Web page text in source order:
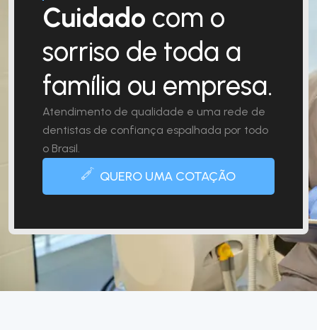
Cuidado com o
sorriso de toda a
família ou empresa.
Atendimento de qualidade e uma rede de
dentistas de confiança espalhada por todo
o Brasil.
QUERO UMA COTAÇÃO